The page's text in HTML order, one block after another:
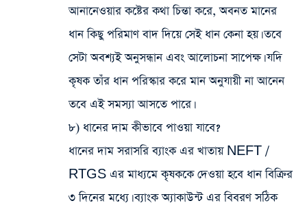
আনানেওয়ার কষ্টের কথা চিন্তা করে, অবনত মানের
ধান কিছু পরিমাণ বাদ দিয়ে সেই ধান কেনা হয়। তবে
সেটা অবশ্যই অনুসন্ধান এবং আলোচনা সাপেক্ষ। যদি
কৃষক তাঁর ধান পরিস্কার করে মান অনুযায়ী না আনেন
তবে এই সমস্যা আসতে পারে।
৮) ধানের দাম কীভাবে পাওয়া যাবে?
ধানের দাম সরাসরি ব্যাংক এর খাতায় NEFT /
RTGS এর মাধ্যমে কৃষককে দেওয়া হবে ধান বিক্রির
৩ দিনের মধ্যে। ব্যাংক অ্যাকাউন্ট এর বিবরণ সঠিক